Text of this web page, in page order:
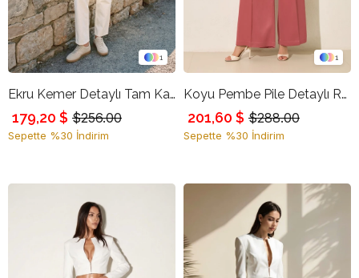
1
Ekru Kemer Detaylı Tam Kalıp Jean
$256.00
179,20 $
Sepette %30 İndirim
1
Koyu Pembe Pile Detaylı Rahat Kesim Pantolon
$288.00
201,60 $
Sepette %30 İndirim